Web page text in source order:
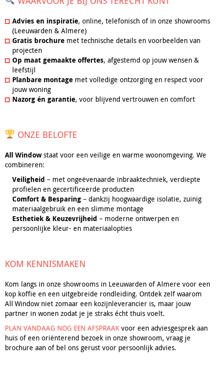
Advies en inspiratie, online, telefonisch of in onze showrooms
(Leeuwarden & Almere)
Gratis brochure met technische details en voorbeelden van
projecten
Op maat gemaakte offertes, afgestemd op jouw wensen &
leefstijl
Planbare montage met volledige ontzorging en respect voor
jouw woning
Nazorg én garantie, voor blijvend vertrouwen en comfort
ONZE BELOFTE
All Windowstaat voor een veilige en warme woonomgeving. We
combineren:
Veiligheid – met ongeëvenaarde inbraaktechniek, verdiepte
profielen en gecertificeerde producten
Comfort & Besparing – dankzij hoogwaardige isolatie, zuinig
materiaalgebruik en een slimme montage
Esthetiek & Keuzevrijheid – moderne ontwerpen en
persoonlijke kleur- en materiaalopties
KOM KENNISMAKEN
Kom langs in onze showrooms in Leeuwarden of Almere voor een
kop koffie en een uitgebreide rondleiding. Ontdek zelf waarom
All Window niet zomaar een kozijnleverancier is, maar jouw
partner in wonen zodat je je straks écht thuis voelt.
PLAN VANDAAG NOG EEN AFSPRAAK voor een adviesgesprek aan
huis of een oriënterend bezoek in onze showroom, vraag je
brochure aan of bel ons gerust voor persoonlijk advies.